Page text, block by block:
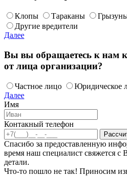
Клопы Тараканы
Другие вредители
Далее
Вы вы обращаетесь к нам
от лица организации?
Частное лицо Юридическое
Далее
Имя
Контакный телефон
Спасибо за предоставленную
время наш специалист свяжется с
детали.
Что-то пошло не так! Приносим